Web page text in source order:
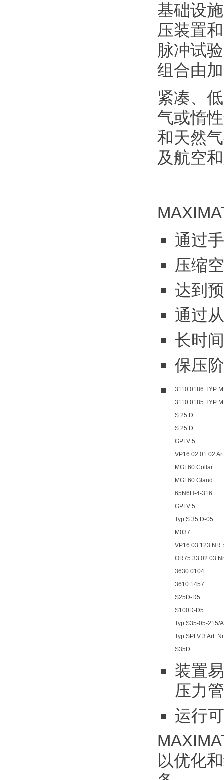
基础设
压装置
脉冲试
组合由
紧凑、
气或惰
和天然
及航空
通过
压缩
达到
通过
长时
保压
3110.0186 TYP
3110.0185 TYP
S 25 D
S 25 D
GPLV 5
VP16.02.01.02
MGL60 Collar
MGL60 Gland
65N6H-4-316
GPLV 5
Typ S 35 D-05
M037
VP16.03.123 NR
OR75.33.02.03
3630.0104
3610.1457
S25D-D5
S100D-D5
Typ S35-05-215/
Typ SPLV 3 Art.
S35D
装置
压力
运行
以优化